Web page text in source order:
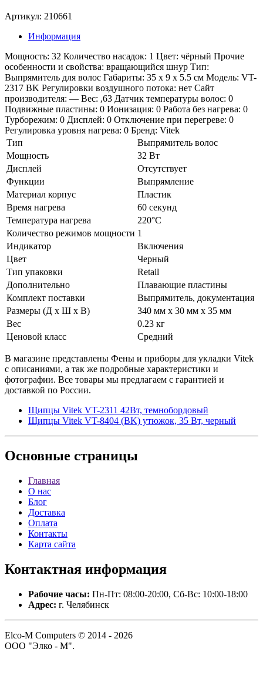
Артикул: 210661
Информация
Мощность: 32 Количество насадок: 1 Цвет: чёрный Прочие
особенности и свойства: вращающийся шнур Тип:
Выпрямитель для волос Габариты: 35 x 9 x 5.5 см Модель: VT-
2317 BK Регулировки воздушного потока: нет Сайт
производителя: — Вес: ,63 Датчик температуры волос: 0
Подвижные пластины: 0 Ионизация: 0 Работа без нагрева: 0
Турборежим: 0 Дисплей: 0 Отключение при перегреве: 0
Регулировка уровня нагрева: 0 Бренд: Vitek
Тип
Выпрямитель волос
Мощность
32 Вт
Дисплей
Отсутствует
Функции
Выпрямление
Материал корпус
Пластик
Время нагрева
60 секунд
Температура нагрева
220°С
Количество режимов мощности 1
Индикатор
Включения
Цвет
Черный
Тип упаковки
Retail
Дополнительно
Плавающие пластины
Комплект поставки
Выпрямитель, документация
Размеры (Д х Ш х В)
340 мм х 30 мм х 35 мм
Вес
0.23 кг
Ценовой класс
Средний
В магазине представлены Фены и приборы для укладки Vitek
с описаниями, а так же подробные характеристики и
фотографии. Все товары мы предлагаем с гарантией и
доставкой по России.
Щипцы Vitek VT-2311 42Вт, темнобордовый
Щипцы Vitek VT-8404 (BK) утюжок, 35 Вт, черный
Основные страницы
Главная
О нас
Блог
Доставка
Оплата
Контакты
Карта сайта
Контактная информация
Рабочие часы: Пн-Пт: 08:00-20:00, Сб-Вс: 10:00-18:00
Адрес: г. Челябинск
Elco-M Computers © 2014 - 2026
ООО "Элко - М".